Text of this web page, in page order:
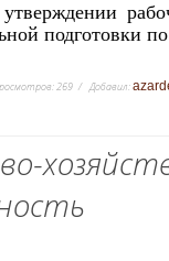
подготовки
269 Добавил: